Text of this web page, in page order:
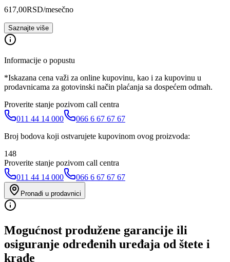
617,00RSD/mesečno
Saznajte više
Informacije o popustu
*Iskazana cena važi za online kupovinu, kao i za kupovinu u
prodavnicama za gotovinski način plaćanja sa dospećem odmah.
Proverite stanje pozivom call centra
011 44 14 000
066 6 67 67 67
Broj bodova koji ostvarujete kupovinom ovog proizvoda:
148
Proverite stanje pozivom call centra
011 44 14 000
066 6 67 67 67
Pronađi u prodavnici
Mogućnost produžene garancije ili
osiguranje određenih uređaja od štete i
krađe